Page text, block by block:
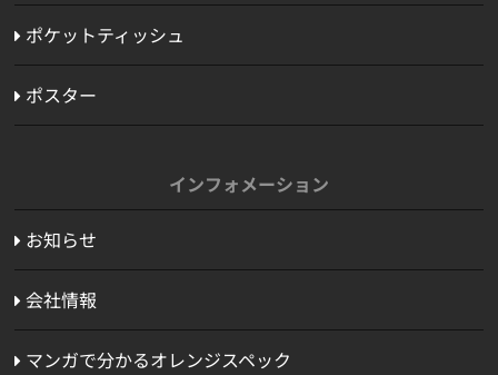
ポケットティッシュ
ポスター
インフォメーション
お知らせ
会社情報
マンガで分かるオレンジスペック